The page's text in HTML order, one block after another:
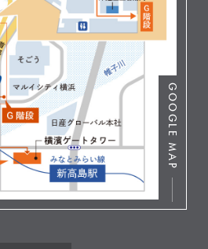
GOOGLE MAP